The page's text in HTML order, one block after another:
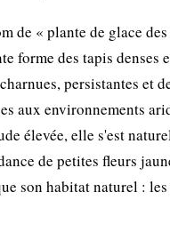
de « plante de glace
forme des tapis denses
persistantes et
aux environnements
élevée, elle s'est
de petites fleurs
son habitat naturel :